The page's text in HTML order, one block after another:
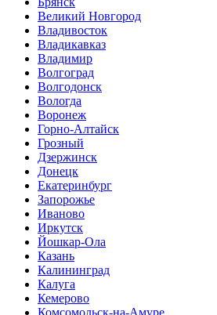
Великий Новгород
Владивосток
Владикавказ
Владимир
Волгоград
Волгодонск
Вологда
Воронеж
Горно-Алтайск
Грозный
Дзержинск
Донецк
Екатеринбург
Запорожье
Иваново
Иркутск
Йошкар-Ола
Казань
Калининград
Калуга
Кемерово
Комсомольск-на-Амуре